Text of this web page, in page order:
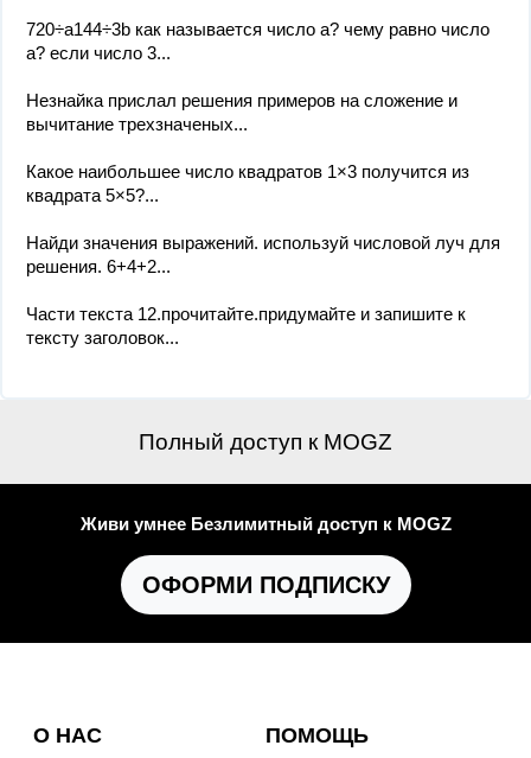
720÷a144÷3b как называется число a? чему равно число
a? если число 3...
Незнайка прислал решения примеров на сложение и
вычитание трехзначеных...
Какое наибольшее число квадратов 1×3 получится из
квадрата 5×5?...
Найди значения выражений. используй числовой луч для
решения. 6+4+2...
Части текста 12.прочитайте.придумайте и запишите к
тексту заголовок...
Полный доступ к MOGZ
Живи умнее Безлимитный доступ к MOGZ
ОФОРМИ ПОДПИСКУ
О НАС ПОМОЩЬ